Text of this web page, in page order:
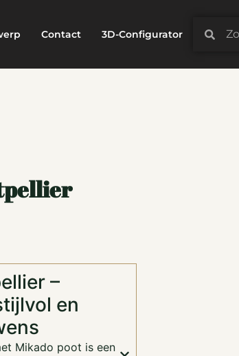
Contact 3D-Configurator
–
en
Mikado poot is een